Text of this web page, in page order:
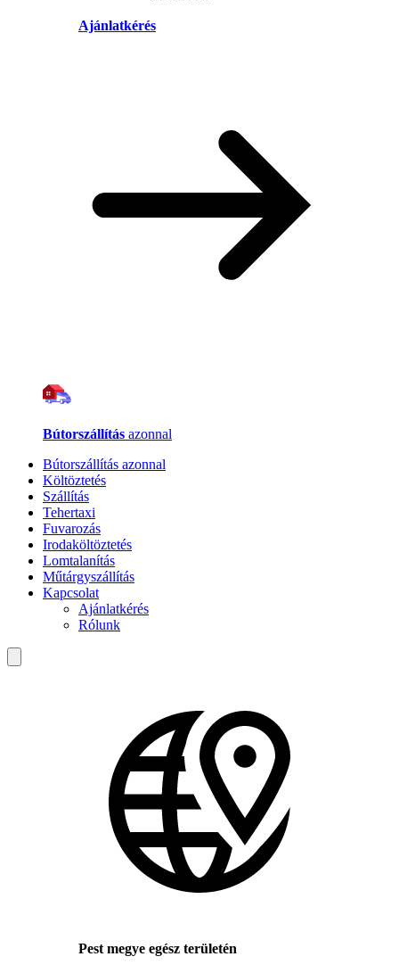
Ajánlatkérés
Bútorszállítás azonnal
Bútorszállítás azonnal
Költöztetés
Szállítás
Tehertaxi
Fuvarozás
Irodaköltöztetés
Lomtalanítás
Műtárgyszállítás
Kapcsolat
Ajánlatkérés
Rólunk
Pest megye egész területén